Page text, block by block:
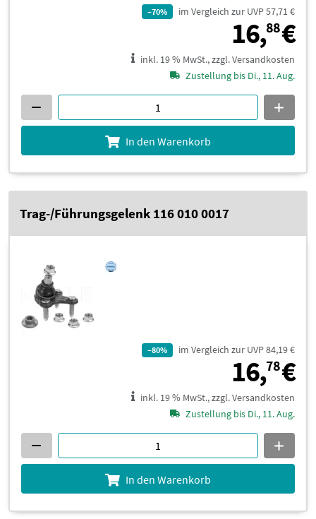
–70% im Vergleich zur UVP 57,71 €
16,88€
inkl. 19 % MwSt., zzgl. Versandkosten
Zustellung bis Di., 11. Aug.
In den Warenkorb
Trag-/Führungsgelenk 116 010 0017
–80% im Vergleich zur UVP 84,19 €
16,78€
inkl. 19 % MwSt., zzgl. Versandkosten
Zustellung bis Di., 11. Aug.
In den Warenkorb